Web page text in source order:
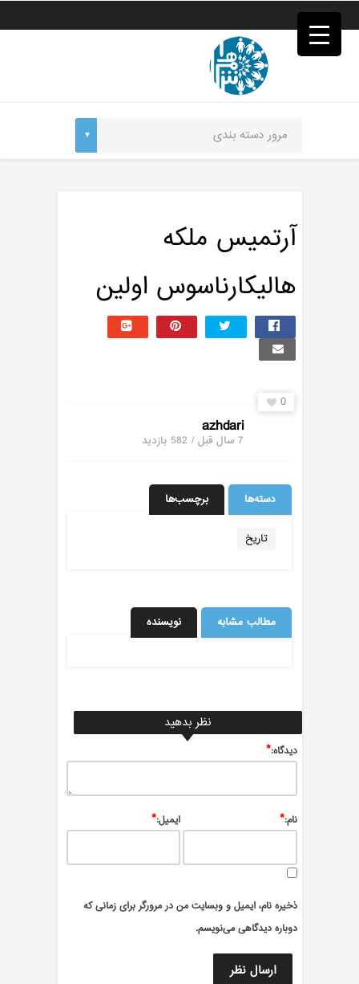
فصد
خون
تهران
آرتمیس ملکه
هالیکارناسوس اولین
0
azhdari
7 سال قبل / 582 بازدید
دسته‌ها برچسب‌ها
تاریخ
مطالب مشابه نویسنده
نظر بدهید
ديدگاه:*
نام:* ایمیل:*
ذخیره نام، ایمیل و وبسایت من در مرورگر برای زمانی که
دوباره دیدگاهی می‌نویسم.